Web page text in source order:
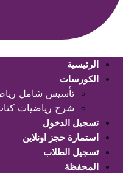
الرئيسية
الكورسات
تأسيس شامل
شرح رياضيات كتاب
تسجيل الدخول
استمارة حجز اونلاين
تسجيل الطلاب
المحفظة